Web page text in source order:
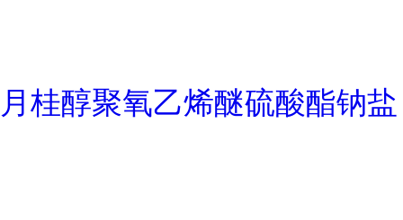
月桂醇聚氧乙烯醚硫酸酯钠盐